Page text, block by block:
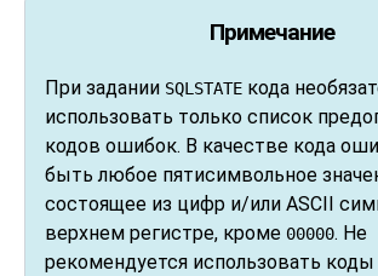
Примечание
При задании SQLSTATE кода
использовать только список
кодов ошибок. В качестве кода
быть любое пятисимвольное
состоящее из цифр и/или ASCII
верхнем регистре, кроме 00000. Не
рекомендуется использовать